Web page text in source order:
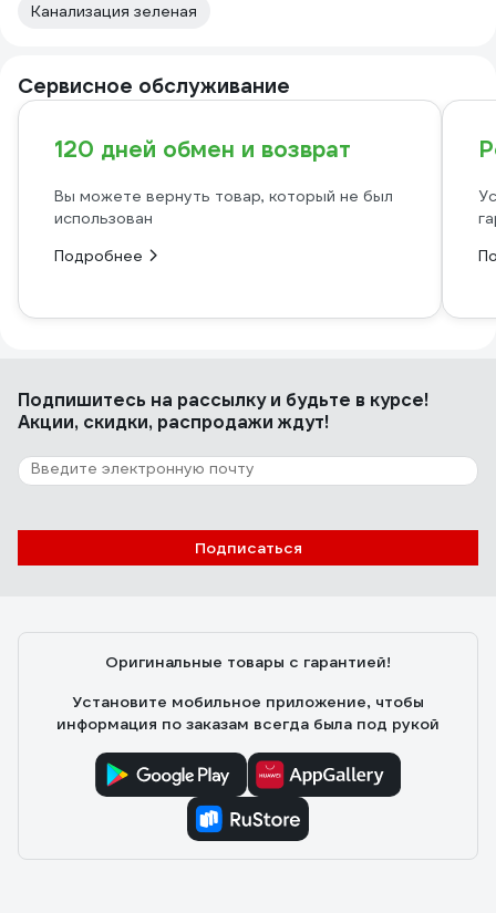
Канализация зеленая
Сервисное обслуживание
120 дней обмен и возврат
Вы можете вернуть товар, который не был
использован
Подробнее
Подпишитесь на рассылкуи будьте в курсе!
Акции, скидки, распродажи ждут!
Подписаться
Оригинальные товары с гарантией!
Установите мобильное приложение, чтобы
информация по заказам всегда была под рукой